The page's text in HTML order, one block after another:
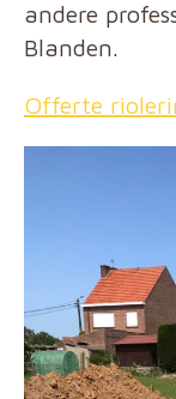
andere
Blanden.
Offerte